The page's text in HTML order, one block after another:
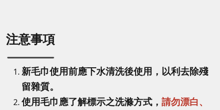
注意事項
新毛巾使用前應下水清洗後使用，以利去除殘
留雜質。
使用毛巾應了解標示之洗滌方式， 請勿漂白、